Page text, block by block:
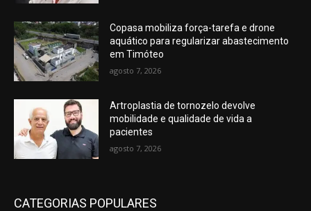
Copasa mobiliza força-tarefa e drone
aquático para regularizar abastecimento
em Timóteo
agosto 7, 2026
Artroplastia de tornozelo devolve
mobilidade e qualidade de vida a
pacientes
agosto 7, 2026
CATEGORIAS POPULARES